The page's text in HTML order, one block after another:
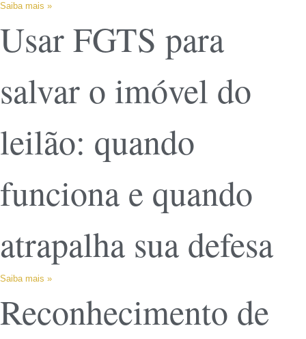
Saiba mais »
Usar FGTS para
salvar o imóvel do
leilão: quando
funciona e quando
atrapalha sua defesa
Saiba mais »
Reconhecimento de